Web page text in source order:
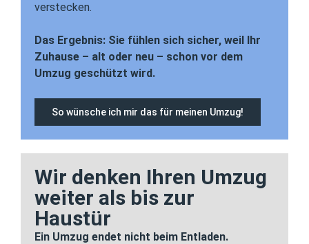
verstecken.
Das Ergebnis: Sie fühlen sich sicher, weil Ihr
Zuhause – alt oder neu – schon vor dem
Umzug geschützt wird.
So wünsche ich mir das für meinen Umzug!
Wir denken Ihren Umzug
weiter als bis zur
Haustür
Ein Umzug endet nicht beim Entladen.